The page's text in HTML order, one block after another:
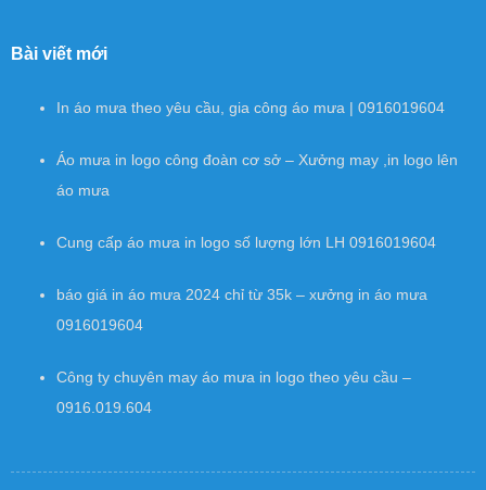
Bài viết mới
In áo mưa theo yêu cầu, gia công áo mưa | 0916019604
Áo mưa in logo công đoàn cơ sở – Xưởng may ,in logo lên
áo mưa
Cung cấp áo mưa in logo số lượng lớn LH 0916019604
báo giá in áo mưa 2024 chỉ từ 35k – xưởng in áo mưa
0916019604
Công ty chuyên may áo mưa in logo theo yêu cầu –
0916.019.604